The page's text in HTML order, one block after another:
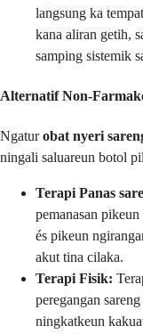
langsung ka
kana aliran getih,
samping sistemik
Alternatif Non-
Ngaturobat nyeri
ningali saluareun botol
Terapi Panas
pemanasan
és pikeun
akut tina cilaka.
Terapi Fisik:
peregangan
ningkatkeun